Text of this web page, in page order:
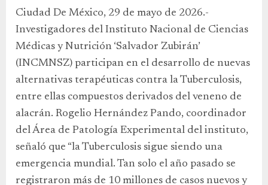
Ciudad De México, 29 de mayo de 2026.-
Investigadores del Instituto Nacional de Ciencias
Médicas y Nutrición ‘Salvador Zubirán’
(INCMNSZ) participan en el desarrollo de nuevas
alternativas terapéuticas contra la Tuberculosis,
entre ellas compuestos derivados del veneno de
alacrán. Rogelio Hernández Pando, coordinador
del Área de Patología Experimental del instituto,
señaló que “la Tuberculosis sigue siendo una
emergencia mundial. Tan solo el año pasado se
registraron más de 10 millones de casos nuevos y